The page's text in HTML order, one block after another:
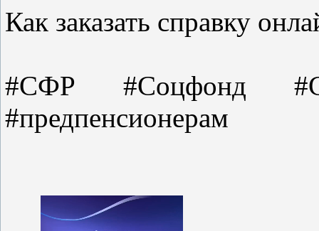
Как заказать справку
#СФР #Соцфонд
#предпенсионерам